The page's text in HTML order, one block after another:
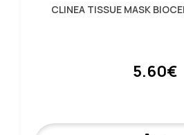
CLINEA TISSUE MASK
5.60€